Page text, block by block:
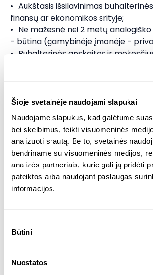
Šioje svetainėje naudojami slapukai
Naudojame slapukus, kad galėtume
bei skelbimus, teikti visuomeninės
analizuoti srautą. Be to, svetainės
bendriname su visuomeninės medijos,
analizės partneriais, kurie gali ją pridėti
pateiktos arba naudojant paslaugas
informacijos.
pasirinkimas
Būtini
Nuostatos
•	Aukštasis išsilavinimas buhalterinės apskaitos,
finansų ar ekonomikos srityje;
•	Ne mažesnė nei 2 metų analogiško darbo patirtis
- būtina (gamybinėje įmonėje –
•	Buhalterinės apskaitos ir mokesčius
reglamentuojančių teisės aktų
•	 Kruopštumas, atsakingumas, savarankiškumas,
gebėjims dirbti komandoje.
SIŪLOME:
•	Konkurencingą ir lanksčiai derinamą darbo
užmokestį;
Nuo 1500 – 1800  Eur atskaičius
nuo sukauptos patirties ir reikiamų
•	Papildomų naudų paketą, kuris aptariamas
karjeros galimybes.
Funkcijos ir